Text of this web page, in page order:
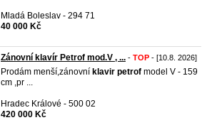
Mladá Boleslav - 294 71
40 000 Kč
Zánovní klavír Petrof mod.V , ... - TOP - [10.8. 2026]
Prodám menší,zánovní klavir petrof model V - 159
cm ,pr ...
Hradec Králové - 500 02
420 000 Kč